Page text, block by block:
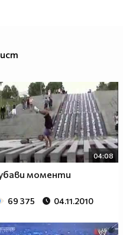
04:08
моменти
69 375 04.11.2010